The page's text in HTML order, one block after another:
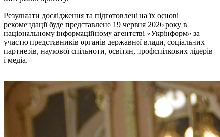
Результати дослідження та підготовлені на їх основі
рекомендації буде представлено 19 червня 2026 року в
національному інформаційному агентстві «Укрінформ» за
участю представників органів державної влади, соціальних
партнерів, наукової спільноти, освітян, профспілкових лідерів
і медіа.